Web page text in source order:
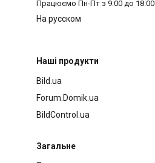
Працюємо Пн-Пт з 9:00 до 18:00
На русском
Наші продукти
Bild.ua
Forum.Domik.ua
BildControl.ua
Загальне